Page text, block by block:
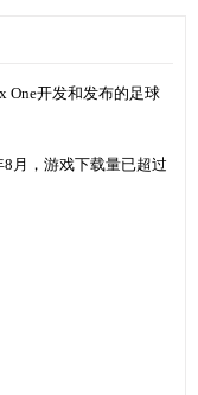
One开发和发布的足球
月，游戏下载量已超过